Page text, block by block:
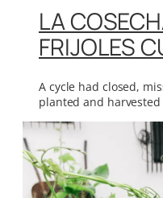
LA
FRIJOLES
A cycle had closed,
planted and